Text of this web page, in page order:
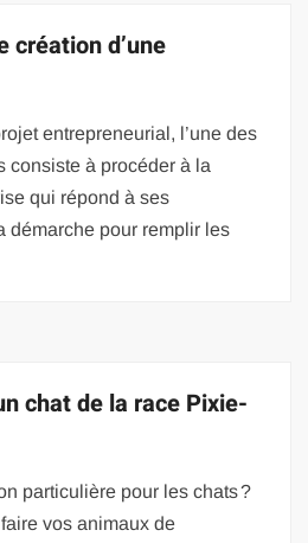
création d’une
entrepreneurial, l’une des
consiste à procéder à la
qui répond à ses
démarche pour remplir les
chat de la race Pixie-
particulière pour les chats ?
vos animaux de